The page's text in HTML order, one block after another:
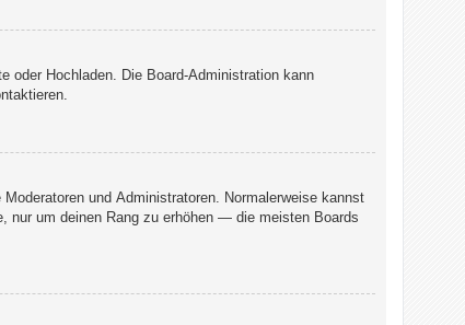
oder Hochladen. Die Board-Administration kann
und Administratoren. Normalerweise kannst
nur um deinen Rang zu erhöhen — die meisten Boards